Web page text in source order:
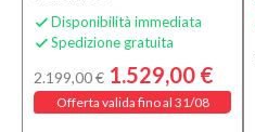
 Disponibilità immediata
 Spedizione gratuita
2.199,00 € 1.529,00 €
Offerta valida fino al 31/08